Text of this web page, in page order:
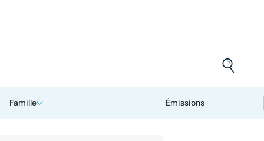
Famille Émissions